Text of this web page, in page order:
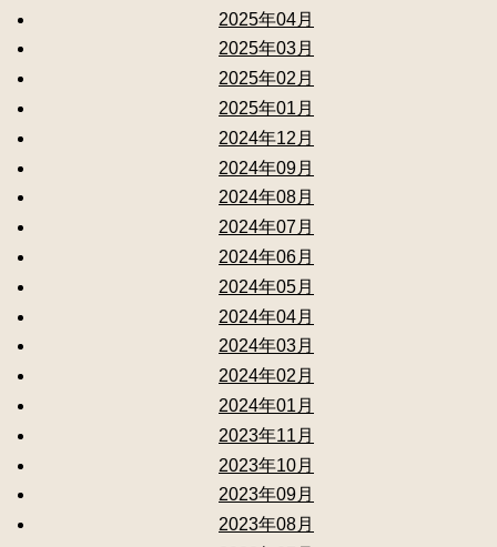
2025年04月
2025年03月
2025年02月
2025年01月
2024年12月
2024年09月
2024年08月
2024年07月
2024年06月
2024年05月
2024年04月
2024年03月
2024年02月
2024年01月
2023年11月
2023年10月
2023年09月
2023年08月